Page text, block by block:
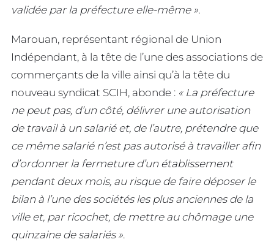
validée par la préfecture elle-même ».
Marouan, représentant régional de Union
Indépendant, à la tête de l’une des associations de
commerçants de la ville ainsi qu’à la tête du
nouveau syndicat SCIH, abonde : « La préfecture
ne peut pas, d’un côté, délivrer une autorisation
de travail à un salarié et, de l’autre, prétendre que
ce même salarié n’est pas autorisé à travailler afin
d’ordonner la fermeture d’un établissement
pendant deux mois, au risque de faire déposer le
bilan à l’une des sociétés les plus anciennes de la
ville et, par ricochet, de mettre au chômage une
quinzaine de salariés ».